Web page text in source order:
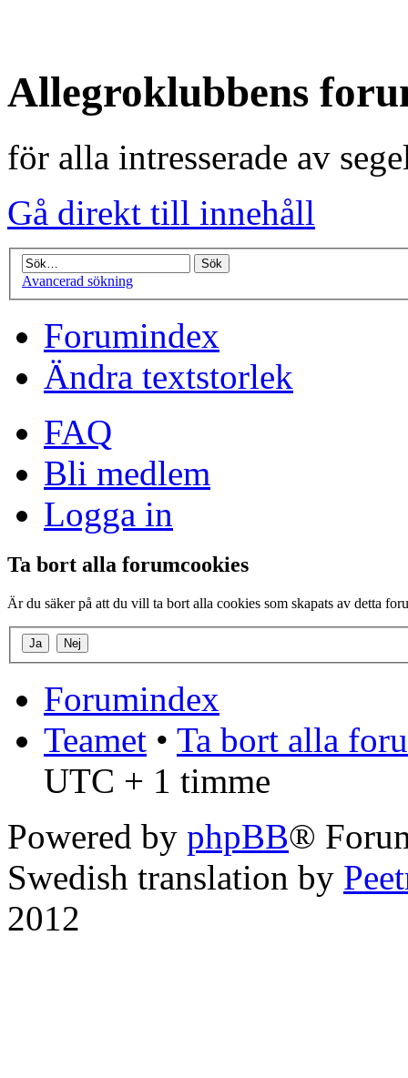
Allegroklubbens
för alla intresserade av
Gå direkt till innehåll
Avancerad sökning
Forumindex
Ändra textstorlek
FAQ
Bli medlem
Logga in
Ta bort alla forumcookies
Är du säker på att du vill ta bort alla cookies som skapats av detta
Forumindex
Teamet • Ta bort alla
UTC + 1 timme
Powered by phpBB®
Swedish translation by
2012